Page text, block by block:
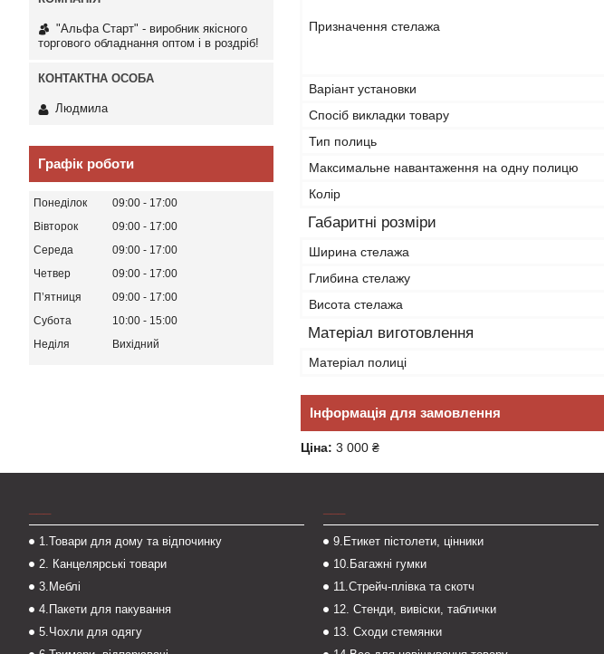
Призначення стелажа
Варіант установки
Спосіб викладки товару
Тип полиць
Максимальне навантаження на одну полицю
Колір
Габаритні розміри
Ширина стелажа
Глибина стелажу
Висота стелажа
Матеріал виготовлення
Матеріал полиці
Інформація для замовлення
Ціна: 3 000 ₴
"Альфа Старт" - виробник якісного
торгового обладнання оптом і в роздріб!
Людмила
Графік роботи
Понеділок 09:00
17:00
Вівторок
09:00
17:00
Середа
09:00
17:00
Четвер
09:00
17:00
Пʼятниця
09:00
17:00
Субота
10:00
15:00
Неділя
Вихідний
1.Товари для дому та відпочинку
2. Канцелярські товари
3.Меблі
4.Пакети для пакування
5.Чохли для одягу
9.Етикет пістолети, цінники
10.Багажні гумки
11.Стрейч-плівка та скотч
12. Стенди, вивіски, таблички
13. Сходи стемянки